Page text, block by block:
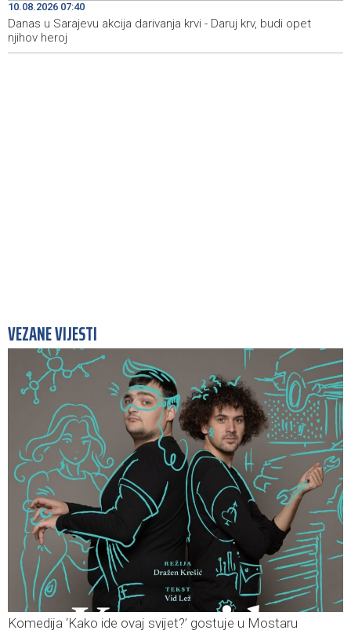
13:56
Meloni i Frederiksen ponovile protivljenje
'nekontrolisanoj imigraciji'
10.08.2026 07:40
Danas u Sarajevu akcija darivanja krvi - Daruj krv, budi opet
njihov heroj
VEZANE VIJESTI
Komedija ‘Kako ide ovaj svijet?’ gostuje u Mostaru